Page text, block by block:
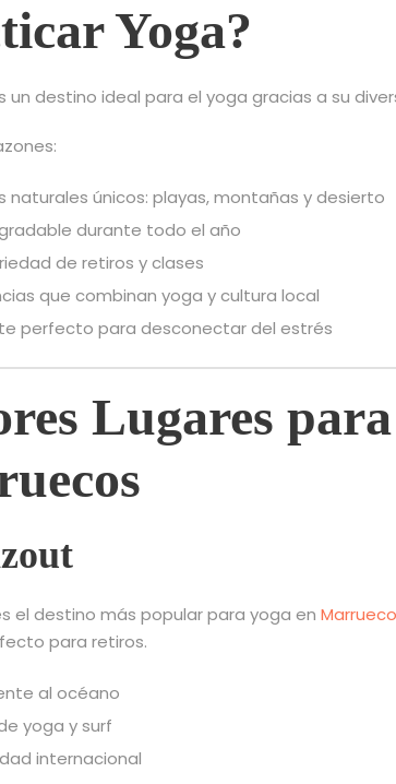
Yoga?
un destino ideal para el yoga gracias a su
naturales únicos: playas, montañas y desierto
durante todo el año
de retiros y clases
que combinan yoga y cultura local
perfecto para desconectar del estrés
Lugares
el destino más popular para yoga en
para retiros.
al océano
yoga y surf
internacional